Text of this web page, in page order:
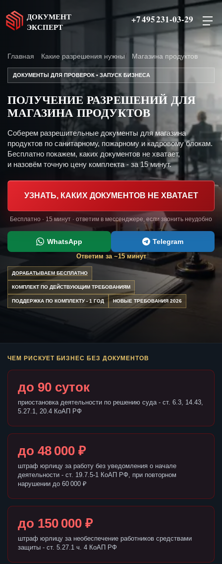
ДОКУМЕНТ
ЭКСПЕРТ
+7 495 231-03-29
Главная Какие разрешения нужны Магазина продуктов
ДОКУМЕНТЫ ДЛЯ ПРОВЕРОК • ЗАПУСК БИЗНЕСА
ПОЛУЧЕНИЕ РАЗРЕШЕНИЙ ДЛЯ
МАГАЗИНА ПРОДУКТОВ
Соберем разрешительные документы для магазина
продуктов по санитарному, пожарному и кадровому блокам.
Бесплатно покажем, каких документов не хватает,
и назовём точную цену комплекта - за 15 минут.
УЗНАТЬ, КАКИХ ДОКУМЕНТОВ НЕ ХВАТАЕТ
Бесплатно · 15 минут · ответим в мессенджере, если звонить неудобно
WhatsApp Telegram
Ответим за ~15 минут
ДОРАБАТЫВАЕМ БЕСПЛАТНО
КОМПЛЕКТ ПО ДЕЙСТВУЮЩИМ ТРЕБОВАНИЯМ
ПОДДЕРЖКА ПО КОМПЛЕКТУ - 1 ГОД НОВЫЕ ТРЕБОВАНИЯ 2026
ЧЕМ РИСКУЕТ БИЗНЕС БЕЗ ДОКУМЕНТОВ
до 90 суток
приостановка деятельности по решению суда - ст. 6.3, 14.43,
5.27.1, 20.4 КоАП РФ
до 48 000 ₽
штраф юрлицу за работу без уведомления о начале
деятельности - ст. 19.7.5-1 КоАП РФ, при повторном
нарушении до 60 000 ₽
до 150 000 ₽
штраф юрлицу за необеспечение работников средствами
защиты - ст. 5.27.1 ч. 4 КоАП РФ